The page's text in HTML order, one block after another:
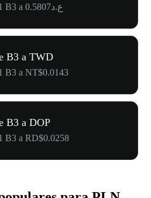
Conversión de 1 B3 a ع.د0.5807
B3 a TWD
B3 a NT$0.0143
B3 a DOP
B3 a RD$0.0258